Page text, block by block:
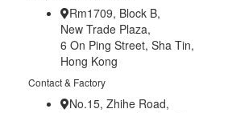
Rm1709, Block B,
New Trade Plaza,
6 On Ping Street, Sha Tin,
Hong Kong
Contact & Factory
No.15, Zhihe Road,